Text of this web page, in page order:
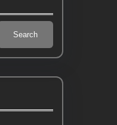
Search